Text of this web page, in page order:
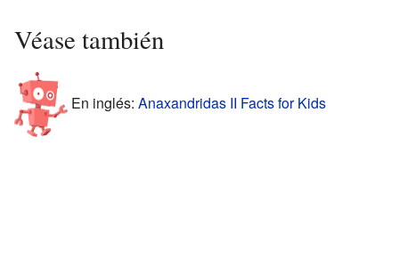
Véase también
En inglés: Anaxandridas II Facts for Kids